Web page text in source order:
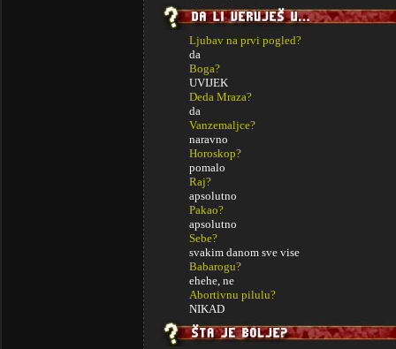
Ljubav na prvi pogled?
da
Boga?
UVIJEK
Deda Mraza?
da
Vanzemaljce?
naravno
Horoskop?
pomalo
Raj?
apsolutno
Pakao?
apsolutno
Sebe?
svakim danom sve vise
Babarogu?
ehehe, ne
Abortivnu pilulu?
NIKAD